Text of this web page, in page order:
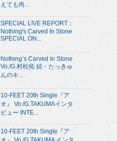
えても尚...
SPECIAL LIVE REPORT：
Nothing's Carved In Stone
SPECIAL ON...
Nothing’s Carved In Stone
Vo./G.村松拓 続・たっきゅ
んのキ...
10-FEET 20th Single『ア
オ』 Vo./G.TAKUMAインタ
ビュー INTE...
10-FEET 20th Single『ア